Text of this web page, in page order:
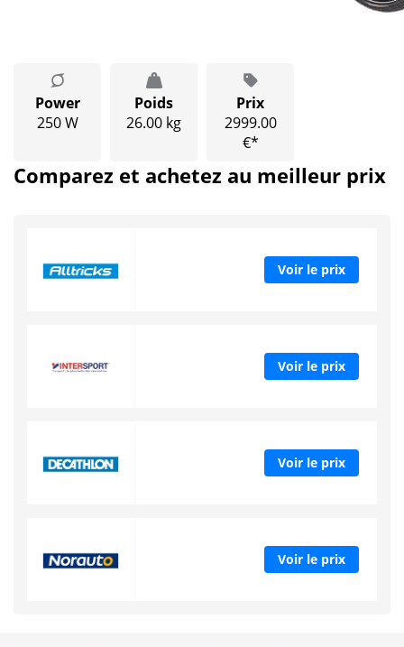
Power
250 W
Poids
26.00 kg
Prix
2999.00
€*
Comparez et achetez au meilleur prix
Voir le prix
Voir le prix
Voir le prix
Voir le prix